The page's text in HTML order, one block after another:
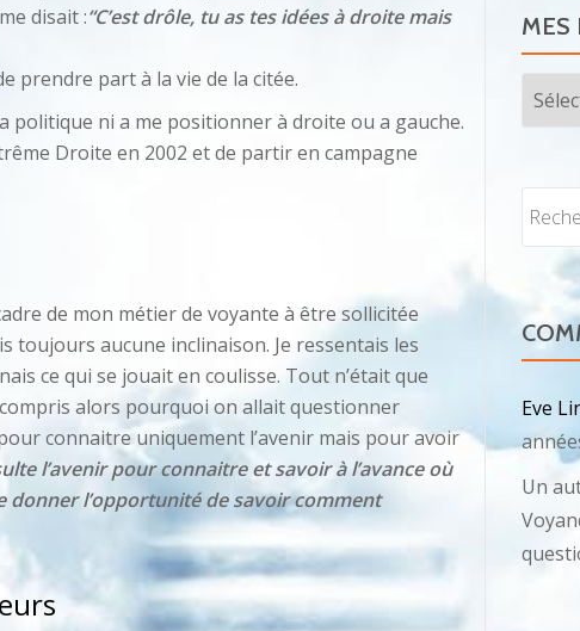
disait :“C’est drôle, tu as tes idées à droite mais
prendre part à la vie de la citée.
politique ni a me positionner à droite ou a gauche.
Droite en 2002 et de partir en campagne
de mon métier de voyante à être sollicitée
toujours aucune inclinaison. Je ressentais les
ce qui se jouait en coulisse. Tout n’était que
alors pourquoi on allait questionner
connaitre uniquement l’avenir mais pour avoir
l’avenir pour connaitre et savoir à l’avance où
donner l’opportunité de savoir comment
MES
Mes
Eve
Un